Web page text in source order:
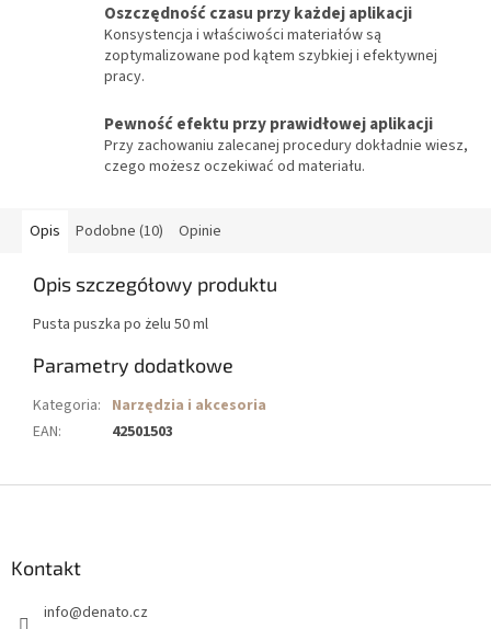
Oszczędność czasu przy każdej aplikacji
Konsystencja i właściwości materiałów są
zoptymalizowane pod kątem szybkiej i efektywnej
pracy.
Pewność efektu przy prawidłowej aplikacji
Przy zachowaniu zalecanej procedury dokładnie wiesz,
czego możesz oczekiwać od materiału.
Opis Podobne (10) Opinie
Opis szczegółowy produktu
Pusta puszka po żelu 50 ml
Parametry dodatkowe
Kategoria: Narzędzia i akcesoria
EAN: 42501503
Kontakt
info@denato.cz